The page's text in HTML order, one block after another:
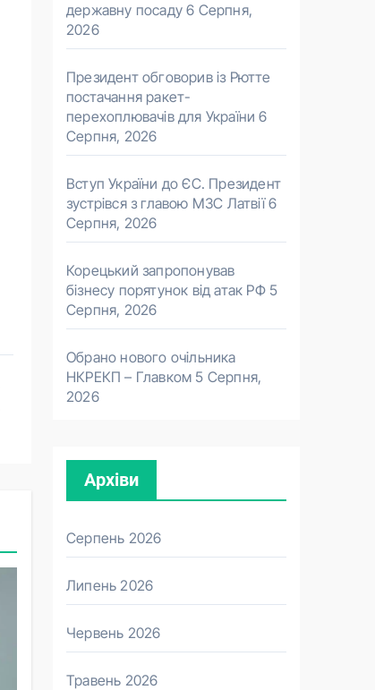
державну посаду 6 Серпня,
2026
Президент обговорив із Рютте
постачання ракет-
перехоплювачів для України 6
Серпня, 2026
Вступ України до ЄС. Президент
зустрівся з главою МЗС Латвії 6
Серпня, 2026
Корецький запропонував
бізнесу порятунок від атак РФ 5
Серпня, 2026
Обрано нового очільника
НКРЕКП – Главком 5 Серпня,
2026
Архіви
Серпень 2026
Липень 2026
Червень 2026
Травень 2026